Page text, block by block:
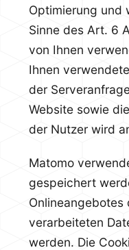
Optimierung und
Sinne des Art. 6
von Ihnen
Ihnen
der
Website sowie
der Nutzer wird
Matomo
gespeichert
Onlineangebotes
verarbeiteten
werden. Die